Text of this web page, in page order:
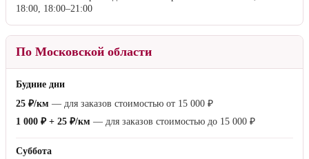
18:00, 18:00–21:00
По Московской области
Будние дни
25 ₽/км — для заказов стоимостью от 15 000 ₽
1 000 ₽ + 25 ₽/км — для заказов стоимостью до 15 000 ₽
Суббота